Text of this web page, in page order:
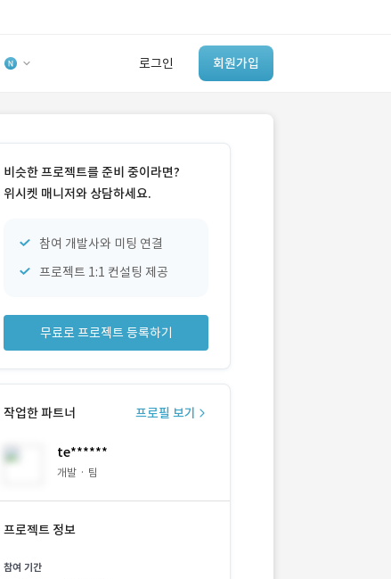
로그인 회원가입
‘이런 거’ 만들어본
개발 회사 있어?
비슷한 프로젝트를 준비 중이라면?
위시켓 매니저와 상담하세요.
참여 개발사와 미팅 연결
프로젝트 1:1 컨설팅 제공
무료로 프로젝트 등록하기
작업한 파트너 프로필 보기
te******
개발 · 팀
프로젝트 정보
참여 기간